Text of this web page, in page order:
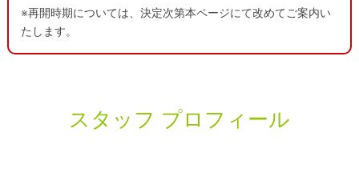
治療費について
※再開時期については、決定次第本ページにて改めてご案内い
たします。
スタッフ プロフィール